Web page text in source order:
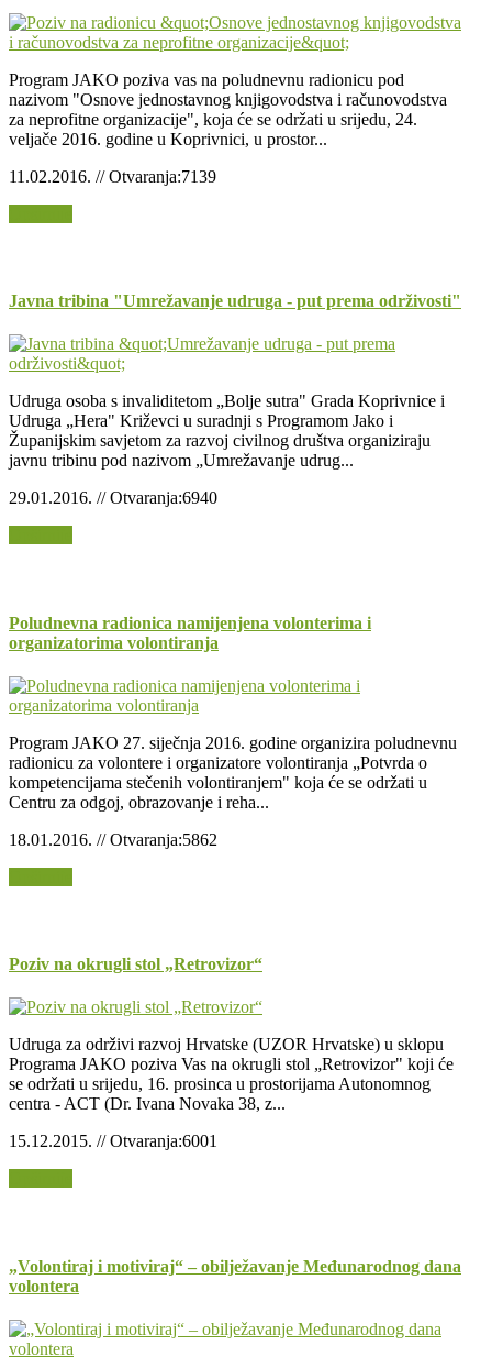
Program JAKO poziva vas na poludnevnu radionicu pod
nazivom "Osnove jednostavnog knjigovodstva i računovodstva
za neprofitne organizacije", koja će se održati u srijedu, 24.
veljače 2016. godine u Koprivnici, u prostor...
11.02.2016. // Otvaranja:7139
Javna tribina "Umrežavanje udruga - put prema održivosti"
Udruga osoba s invaliditetom „Bolje sutra" Grada Koprivnice i
Udruga „Hera" Križevci u suradnji s Programom Jako i
Županijskim savjetom za razvoj civilnog društva organiziraju
javnu tribinu pod nazivom „Umrežavanje udrug...
29.01.2016. // Otvaranja:6940
Poludnevna radionica namijenjena volonterima i
organizatorima volontiranja
Program JAKO 27. siječnja 2016. godine organizira poludnevnu
radionicu za volontere i organizatore volontiranja „Potvrda o
kompetencijama stečenih volontiranjem" koja će se održati u
Centru za odgoj, obrazovanje i reha...
18.01.2016. // Otvaranja:5862
Poziv na okrugli stol „Retrovizor“
Udruga za održivi razvoj Hrvatske (UZOR Hrvatske) u sklopu
Programa JAKO poziva Vas na okrugli stol „Retrovizor" koji će
se održati u srijedu, 16. prosinca u prostorijama Autonomnog
centra - ACT (Dr. Ivana Novaka 38, z...
15.12.2015. // Otvaranja:6001
„Volontiraj i motiviraj“ – obilježavanje Međunarodnog dana
volontera